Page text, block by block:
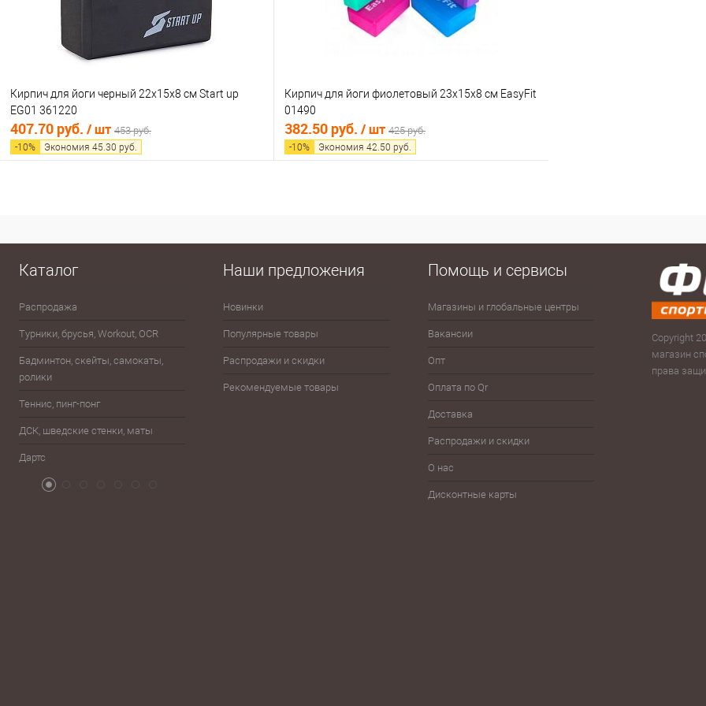
Кирпич для йоги черный 22х15х8 см Start up
EG01 361220
407.70 руб. / шт 453 руб.
-10% Экономия 45.30 руб.
Кирпич для йоги фиолетовый 23х15х8 см EasyFit
01490
382.50 руб. / шт 425 руб.
-10% Экономия 42.50 руб.
Каталог
Распродажа
Турники, брусья, Workout, OCR
Бадминтон, скейты, самокаты,
ролики
Теннис, пинг-понг
ДСК, шведские стенки, маты
Дартс
Эспандеры
Шахматы, шашки, лото, домино,
Зима
Спортпит, бутылки, шейкеры
Наши предложения
Новинки
Популярные товары
Распродажи и скидки
Рекомендуемые товары
Помощь и сервисы
Магазины и глобальные центры
Вакансии
Опт
Оплата по Qr
Доставка
Распродажи и скидки
О нас
Дисконтные карты
Copyright
магазин
права